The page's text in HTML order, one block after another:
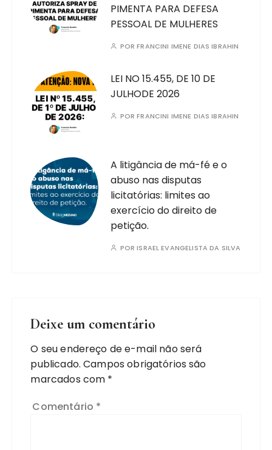
PIMENTA PARA DEFESA
PESSOAL DE MULHERES
PORFRANCINI IMENE DIAS IBRAHIN
LEI NO 15.455, DE 10 DE
JULHODE 2026
PORFRANCINI IMENE DIAS IBRAHIN
A litigância de má-fé e o
abuso nas disputas
licitatórias: limites ao
exercício do direito de
petição.
PORISRAEL EVANGELISTA DA SILVA
Deixe um comentário
O seu endereço de e-mail não será
publicado. Campos obrigatórios são
marcados com *
Comentário *